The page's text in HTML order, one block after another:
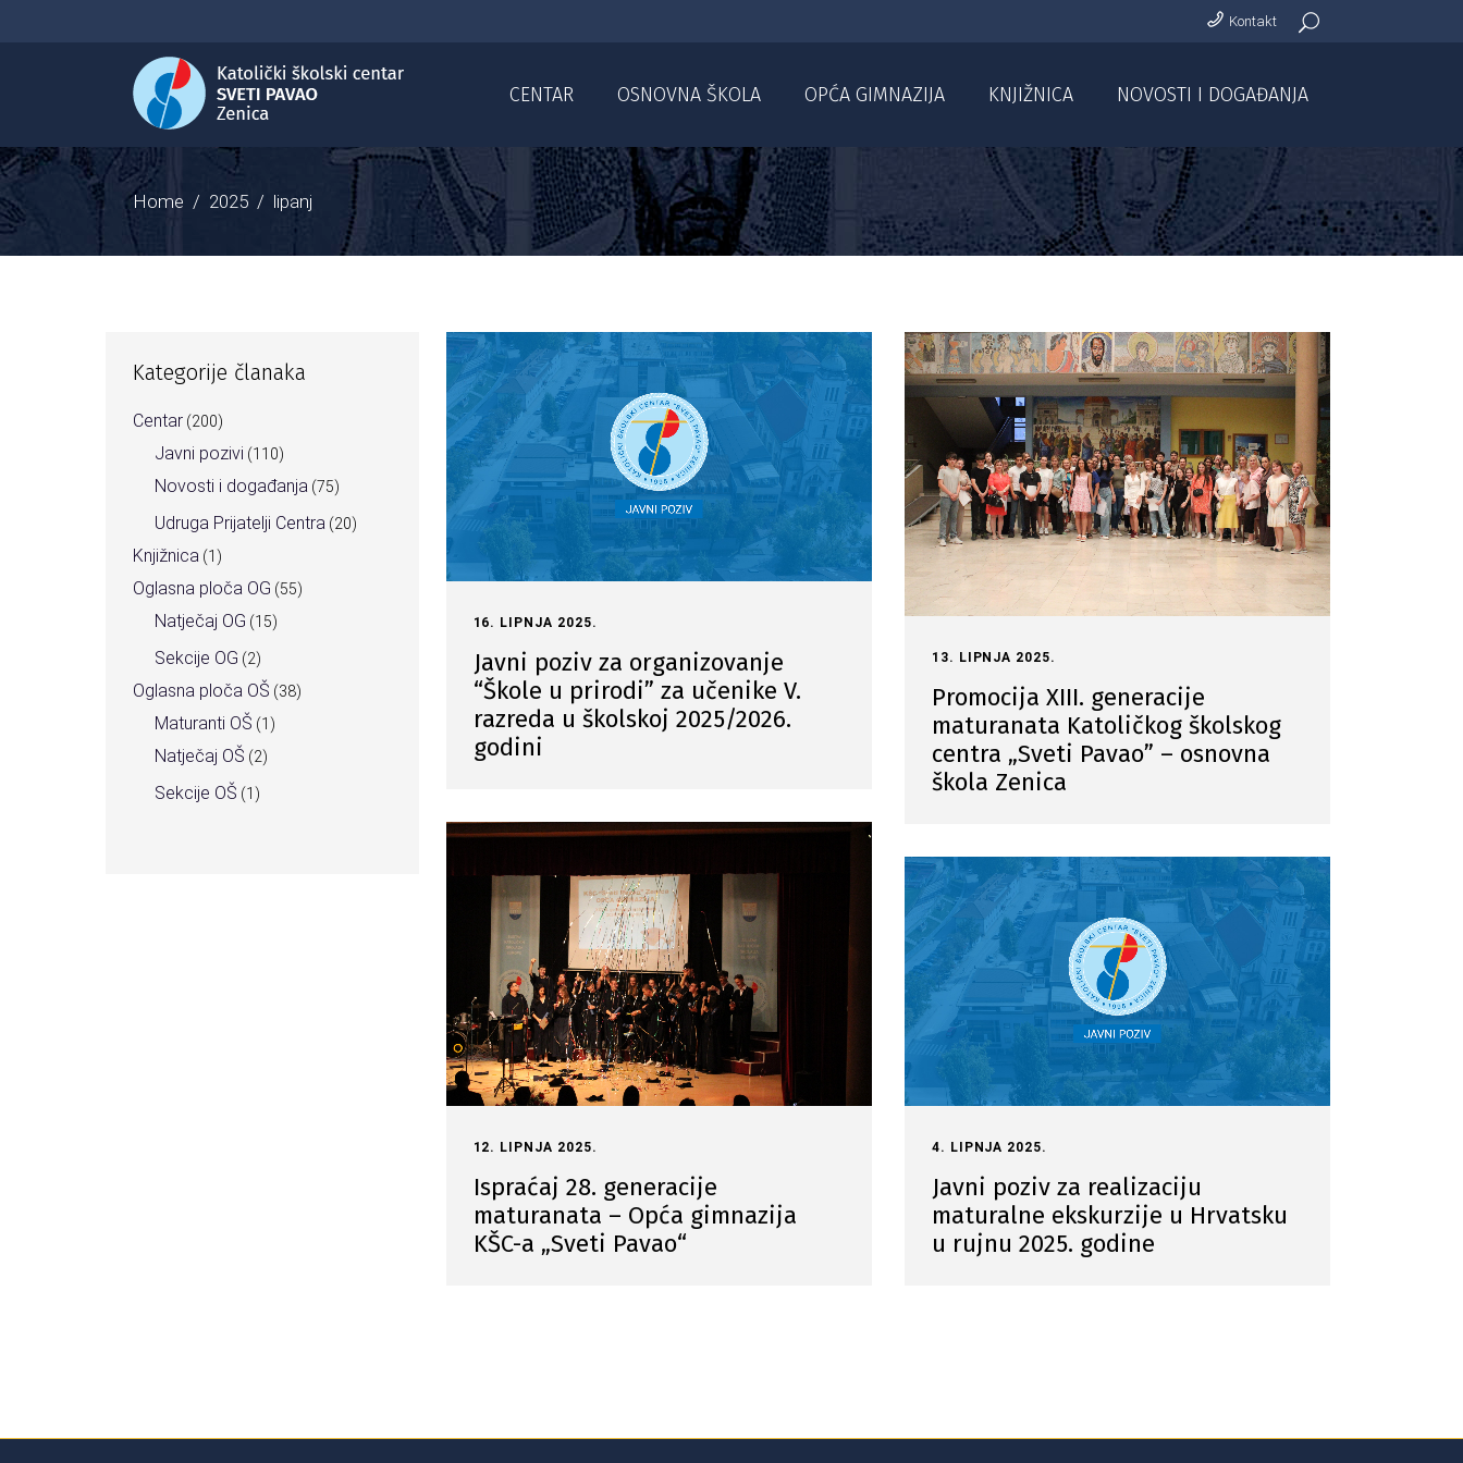
Kontakt
CENTAR OSNOVNA ŠKOLA OPĆA GIMNAZIJA KNJIŽNICA NOVOSTI I DOGAĐANJA
Home / 2025 / lipanj
16. LIPNJA 2025.
Javni poziv za organizovanje
“Škole u prirodi” za učenike V.
razreda u školskoj 2025/2026.
godini
13. LIPNJA 2025.
Promocija XIII. generacije
maturanata Katoličkog školskog
centra „Sveti Pavao” – osnovna
škola Zenica
12. LIPNJA 2025.
Ispraćaj 28. generacije
maturanata – Opća gimnazija
KŠC-a „Sveti Pavao“
4. LIPNJA 2025.
Javni poziv za realizaciju
maturalne ekskurzije u Hrvatsku
u rujnu 2025. godine
Kategorije članaka
Centar (200)
Javni pozivi (110)
Novosti i događanja (75)
Udruga Prijatelji Centra (20)
Knjižnica (1)
Oglasna ploča OG (55)
Natječaj OG (15)
Sekcije OG (2)
Oglasna ploča OŠ (38)
Maturanti OŠ (1)
Natječaj OŠ (2)
Sekcije OŠ (1)